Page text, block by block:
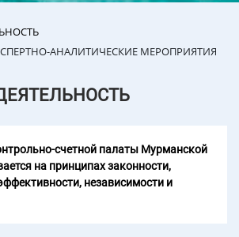
АНАЛИТИЧЕСКИЕ МЕРОПРИЯТИЯ
счетной палаты Мурманской
на принципах законности,
независимости и